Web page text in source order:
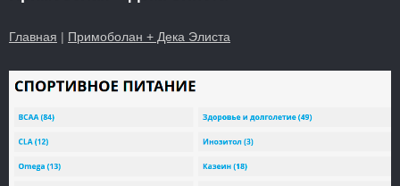
Главная | Примоболан + Дека Элиста